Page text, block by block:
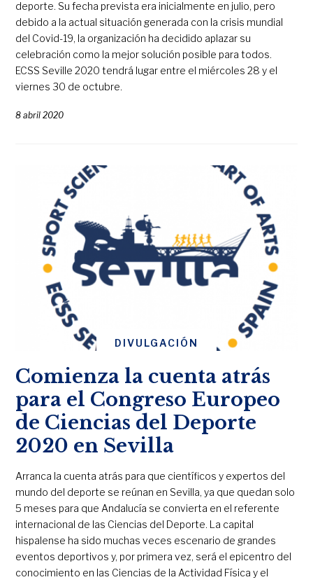
deporte. Su fecha prevista era inicialmente en julio, pero
debido a la actual situación generada con la crisis mundial
del Covid-19, la organización ha decidido aplazar su
celebración como la mejor solución posible para todos.
ECSS Seville 2020 tendrá lugar entre el miércoles 28 y el
viernes 30 de octubre.
8 abril 2020
DIVULGACIÓN
Comienza la cuenta atrás
para el Congreso Europeo
de Ciencias del Deporte
2020 en Sevilla
Arranca la cuenta atrás para que científicos y expertos del
mundo del deporte se reúnan en Sevilla, ya que quedan solo
5 meses para que Andalucía se convierta en el referente
internacional de las Ciencias del Deporte. La capital
hispalense ha sido muchas veces escenario de grandes
eventos deportivos y, por primera vez, será el epicentro del
conocimiento en las Ciencias de la Actividad Física y el